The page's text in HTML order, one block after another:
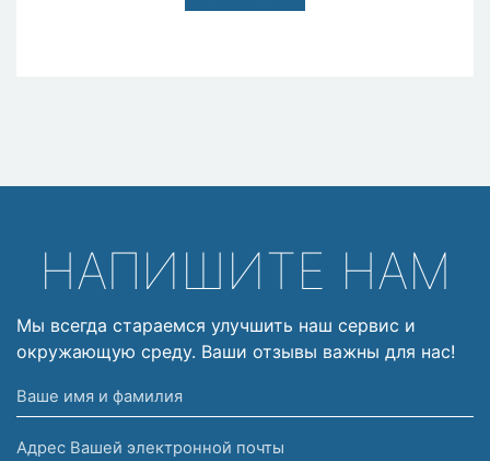
НАПИШИТЕ НАМ
Мы всегда стараемся улучшить наш сервис и
окружающую среду. Ваши отзывы важны для нас!
Ваше
имя
и
Адрес